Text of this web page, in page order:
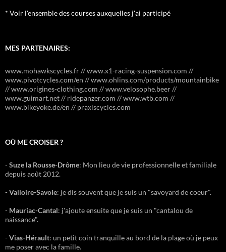
* Voir l'ensemble des courses auxquelles j'ai participé
MES PARTENAIRES:
www.mohawkscycles.fr // www.x1-racing-suspension.com //
www.pivotcycles.com/en // www.ohlins.com/products/mountainbike
// www.origines-clothing.com // www.velosophe.beer //
www.guimart.net // ridepanzer.com // www.wtb.com //
www.bikeyoke.de/en // praxiscycles.com
OÙ ME CROISER ?
-Suze la Rousse-Drôme: Mon lieu de vie professionnelle et familiale
depuis août 2012.
-Valloire-Savoie: je dis souvent que je suis un "savoyard de coeur".
- Mauriac-Cantal: j'ajoute ensuite que je suis un "cantalou de
naissance".
-Vias-Hérault: un petit coin tranquille au bord de la plage où je peux
me poser avec la famille.